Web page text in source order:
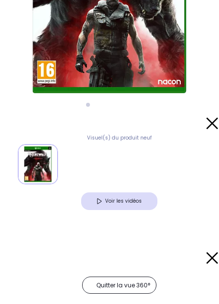
Visuel(s) du produit neuf
Voir les vidéos
Quitter la vue 360°